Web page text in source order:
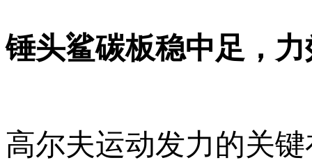
锤头鲨碳板稳中足，
高尔夫运动发力的关